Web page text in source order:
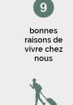
bonnes
raisons de
vivre chez
nous